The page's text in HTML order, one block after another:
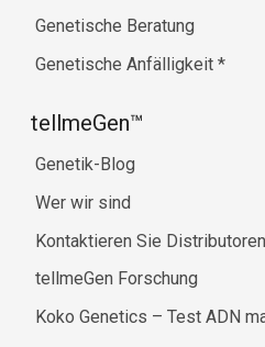
Genetische Beratung
Genetische Anfälligkeit *
tellmeGen™
Genetik-Blog
Wer wir sind
Kontaktieren Sie
tellmeGen Forschung
Koko Genetics – Test ADN